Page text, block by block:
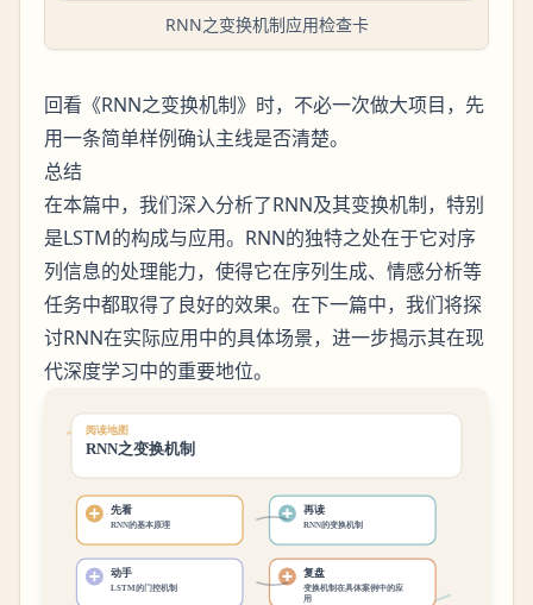
RNN之变换机制应用检查卡
回看《RNN之变换机制》时，不必一次做大项目，先
用一条简单样例确认主线是否清楚。
总结
在本篇中，我们深入分析了RNN及其变换机制，特别
是LSTM的构成与应用。RNN的独特之处在于它对序
列信息的处理能力，使得它在序列生成、情感分析等
任务中都取得了良好的效果。在下一篇中，我们将探
讨RNN在实际应用中的具体场景，进一步揭示其在现
代深度学习中的重要地位。